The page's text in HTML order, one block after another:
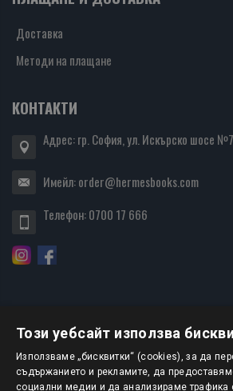
Доставка
Методи на плащане
КОНТАКТИ
Адрес: гр. София, ул. Искърско шосе №7
Имейл:order@hermesbooks.com
Телефон:0700 17 666
БЮЛЕТИН
Този уебсайт използва
Използваме „бисквитки“ (cookies), за да
съдържанието и рекламите, да
социални медии и да анализираме трафика